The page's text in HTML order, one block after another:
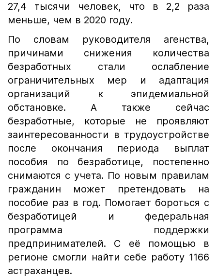
27,4 тысячи человек, что в 2,2 раза
меньше, чем в 2020 году.
По словам руководителя агенства,
причинами снижения количества
безработных стали ослабление
ограничительных мер и адаптация
организаций к эпидемиальной
обстановке. А также сейчас
безработные, которые не проявляют
заинтересованности в трудоустройстве
после окончания периода выплат
пособия по безработице, постепенно
снимаются с учета. По новым правилам
гражданин может претендовать на
пособие раз в год. Помогает бороться с
безработицей и федеральная
программа поддержки
предпринимателей. С её помощью в
регионе смогли найти себе работу 1166
астраханцев.